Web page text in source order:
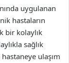
uygulanan
hastaların
bir kolaylık
sağlık
ulaşım